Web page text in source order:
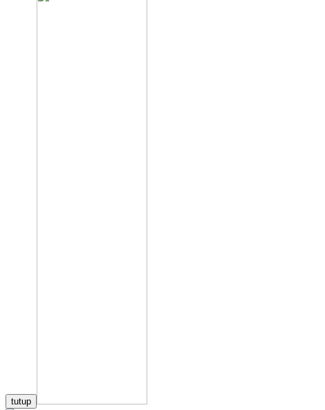
tutup